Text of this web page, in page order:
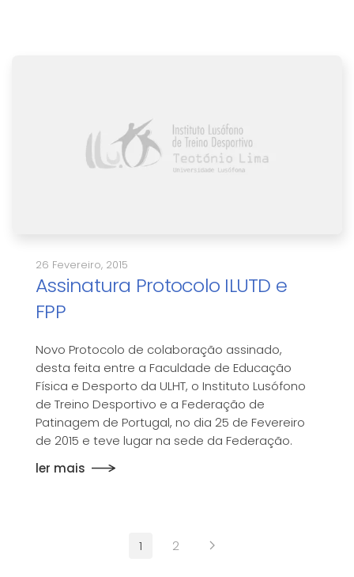
26 Fevereiro, 2015
Assinatura Protocolo ILUTD e
FPP
Novo Protocolo de colaboração assinado,
desta feita entre a Faculdade de Educação
Física e Desporto da ULHT, o Instituto Lusófono
de Treino Desportivo e a Federação de
Patinagem de Portugal, no dia 25 de Fevereiro
de 2015 e teve lugar na sede da Federação.
ler mais
1 2